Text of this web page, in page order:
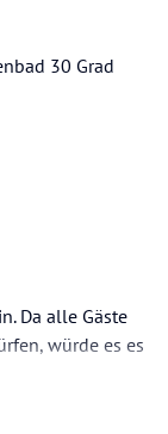
30 Grad
Da alle Gäste
würde es es